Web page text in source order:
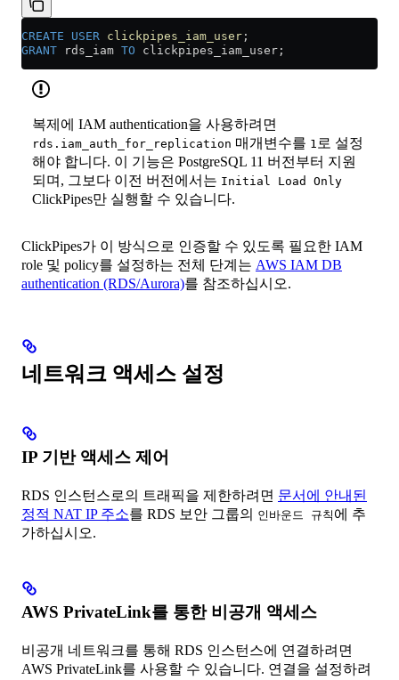
CREATE USER clickpipes_iam_user ;
GRANT rds_iam TO clickpipes_iam_user;
복제에 IAM authentication을 사용하려면
rds.iam_auth_for_replication 매개변수를 1로 설정
해야 합니다. 이 기능은 PostgreSQL 11 버전부터 지원
되며, 그보다 이전 버전에서는 Initial Load Only
ClickPipes만 실행할 수 있습니다.
ClickPipes가 이 방식으로 인증할 수 있도록 필요한 IAM
role 및 policy를 설정하는 전체 단계는 AWS IAM DB
authentication (RDS/Aurora)를 참조하십시오.
네트워크 액세스 설정
IP 기반 액세스 제어
RDS 인스턴스로의 트래픽을 제한하려면 문서에 안내된
정적 NAT IP 주소를 RDS 보안 그룹의 인바운드 규칙 에 추
가하십시오.
AWS PrivateLink를 통한 비공개 액세스
비공개 네트워크를 통해 RDS 인스턴스에 연결하려면
AWS PrivateLink를 사용할 수 있습니다. 연결을 설정하려